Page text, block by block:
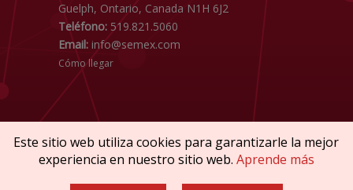
Guelph, Ontario, Canada N1H 6J2
Teléfono: 519.821.5060
Email: info@semex.com
Cómo llegar
Copyright © 2026 SEMEX. Todos los derechos
Este sitio web utiliza cookies para garantizarle la mejor
experiencia en nuestro sitio web. Aprende más